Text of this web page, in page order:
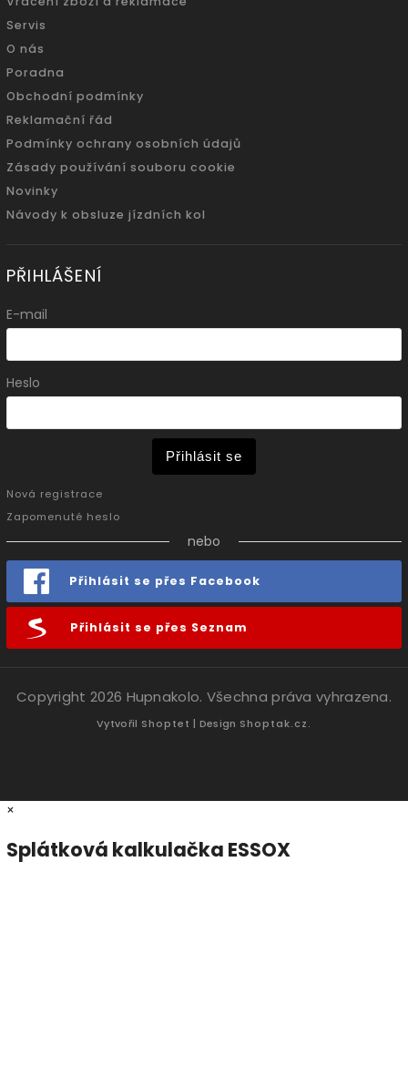
Servis
O nás
Poradna
Obchodní podmínky
Reklamační řád
Podmínky ochrany osobních údajů
Zásady používání souboru cookie
Novinky
Návody k obsluze jízdních kol
PŘIHLÁŠENÍ
E-mail
Heslo
Přihlásit se
Nová registrace
Zapomenuté heslo
nebo
Přihlásit se přes Facebook
Přihlásit se přes Seznam
Copyright 2026 Hupnakolo. Všechna práva vyhrazena.
Vytvořil Shoptet | Design Shoptak.cz.
×
Splátková kalkulačka ESSOX